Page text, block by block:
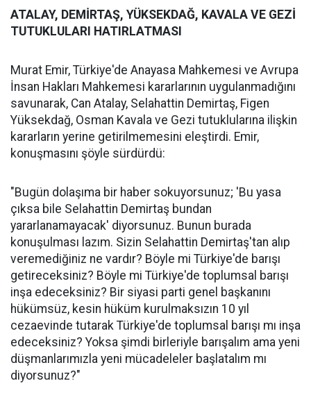
ATALAY, DEMİRTAŞ, YÜKSEKDAĞ, KAVALA VE GEZİ
TUTUKLULARI HATIRLATMASI
Murat Emir, Türkiye'de Anayasa Mahkemesi ve Avrupa
İnsan Hakları Mahkemesi kararlarının uygulanmadığını
savunarak, Can Atalay, Selahattin Demirtaş, Figen
Yüksekdağ, Osman Kavala ve Gezi tutuklularına ilişkin
kararların yerine getirilmemesini eleştirdi. Emir,
konuşmasını şöyle sürdürdü:
"Bugün dolaşıma bir haber sokuyorsunuz; 'Bu yasa
çıksa bile Selahattin Demirtaş bundan
yararlanamayacak' diyorsunuz. Bunun burada
konuşulması lazım. Sizin Selahattin Demirtaş'tan alıp
veremediğiniz ne vardır? Böyle mi Türkiye'de barışı
getireceksiniz? Böyle mi Türkiye'de toplumsal barışı
inşa edeceksiniz? Bir siyasi parti genel başkanını
hükümsüz, kesin hüküm kurulmaksızın 10 yıl
cezaevinde tutarak Türkiye'de toplumsal barışı mı inşa
edeceksiniz? Yoksa şimdi birleriyle barışalım ama yeni
düşmanlarımızla yeni mücadeleler başlatalım mı
diyorsunuz?"